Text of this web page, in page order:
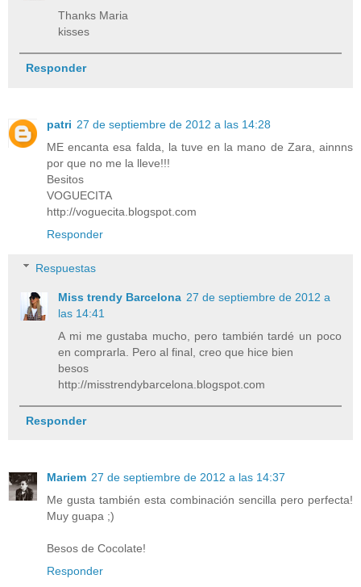
Thanks Maria
kisses
Responder
patri 27 de septiembre de 2012 a las 14:28
ME encanta esa falda, la tuve en la mano de Zara, ainnns
por que no me la lleve!!!
Besitos
VOGUECITA
http://voguecita.blogspot.com
Responder
Respuestas
Miss trendy Barcelona 27 de septiembre de 2012 a
las 14:41
A mi me gustaba mucho, pero también tardé un poco
en comprarla. Pero al final, creo que hice bien
besos
http://misstrendybarcelona.blogspot.com
Responder
Mariem 27 de septiembre de 2012 a las 14:37
Me gusta también esta combinación sencilla pero perfecta!
Muy guapa ;)
Besos de Cocolate!
Responder